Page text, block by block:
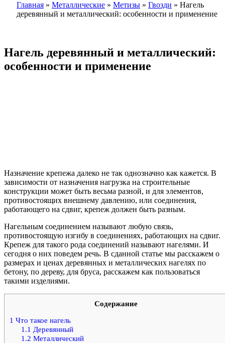
Главная » Металлические » Метизы » Гвозди » Нагель
деревянный и металлический: особенности и применение
Нагель деревянный и металлический:
особенности и применение
Назначение крепежа далеко не так однозначно как кажется. В
зависимости от назначения нагрузка на строительные
конструкции может быть весьма разной, и для элементов,
противостоящих внешнему давлению, или соединения,
работающего на сдвиг, крепеж должен быть разным.
Нагельным соединением называют любую связь,
противостоящую изгибу в соединениях, работающих на сдвиг.
Крепеж для такого рода соединений называют нагелями. И
сегодня о них поведем речь. В сданной статье мы расскажем о
размерах и ценах деревянных и металлических нагелях по
бетону, по дереву, для бруса, расскажем как пользоваться
такими изделиями.
Содержание
1 Что такое нагель
1.1 Деревянный
1.2 Металлический